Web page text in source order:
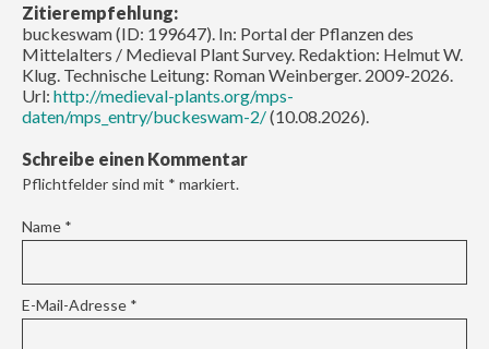
Zitierempfehlung:
buckeswam (ID: 199647). In: Portal der Pflanzen des
Mittelalters / Medieval Plant Survey. Redaktion: Helmut W.
Klug. Technische Leitung: Roman Weinberger. 2009-2026.
Url: http://medieval-plants.org/mps-
daten/mps_entry/buckeswam-2/(10.08.2026).
Schreibe einen Kommentar
Pflichtfelder sind mit * markiert.
Name *
E-Mail-Adresse *